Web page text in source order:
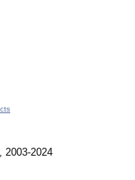
2003-2024